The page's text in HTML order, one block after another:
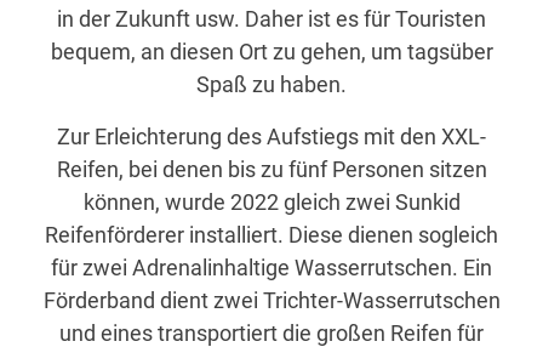
in der Zukunft usw. Daher ist es für Touristen
bequem, an diesen Ort zu gehen, um tagsüber
Spaß zu haben.
Zur Erleichterung des Aufstiegs mit den XXL-
Reifen, bei denen bis zu fünf Personen sitzen
können, wurde 2022 gleich zwei Sunkid
Reifenförderer installiert. Diese dienen sogleich
für zwei Adrenalinhaltige Wasserrutschen. Ein
Förderband dient zwei Trichter-Wasserrutschen
und eines transportiert die großen Reifen für